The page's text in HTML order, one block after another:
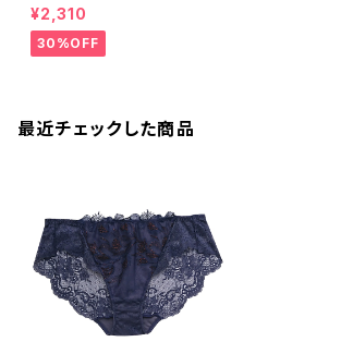
ット ソフトブラ（ラベンダー）22
463 SALE 送料無料
¥2,310
30%OFF
最近チェックした商品